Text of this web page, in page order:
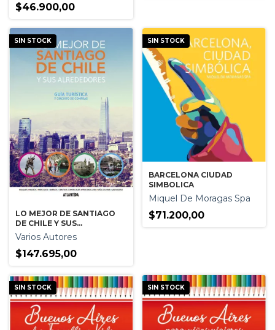
$46.900,00
SIN STOCK
LO MEJOR DE SANTIAGO
DE CHILE Y SUS
ALREDEDORES
Varios Autores
$147.695,00
SIN STOCK
BARCELONA CIUDAD
SIMBOLICA
Miquel De Moragas Spa
$71.200,00
SIN STOCK SIN STOCK